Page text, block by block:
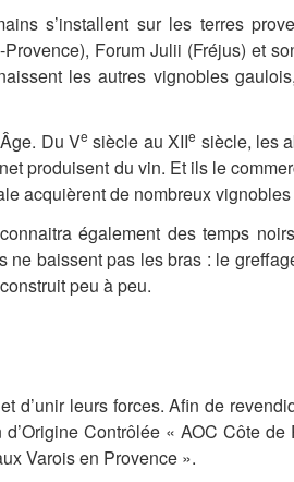
s’installent sur les terres
Forum Julii (Fréjus) et
les autres vignobles
Du Ve siècle au XIIe siècle, les
produisent du vin. Et ils le
acquièrent de nombreux
également des temps
baissent pas les bras : le
peu à peu.
d’unir leurs forces. Afin de
Contrôlée « AOC Côte
Varois en Provence ».